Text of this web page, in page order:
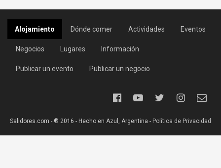
Alojamiento Dónde comer Actividades Eventos
Negocios Lugares Información
Publicar un evento Publicar un negocio
Salidores.com - ® 2016 - Hecho en Azul, Argentina - Política de Privacidad